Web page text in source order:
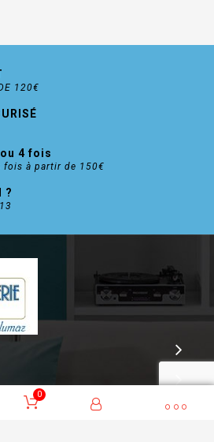
120€
4 fois
fois à partir de 150€
?
0